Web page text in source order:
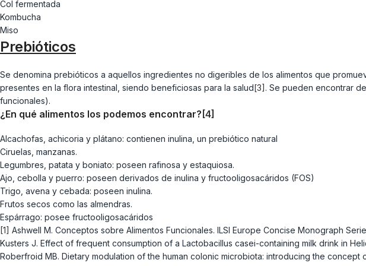
Col fermentada
Kombucha
Miso
Prebióticos
Se denomina prebióticos a aquellos ingredientes no digeribles de los alimentos que
presentes en la flora intestinal, siendo beneficiosas para la salud[3] . Se pueden encontrar
funcionales).
¿En qué alimentos los podemos encontrar?[4]
Alcachofas, achicoria y plátano: contienen inulina, un prebiótico natural
Ciruelas, manzanas.
Legumbres, patata y boniato: poseen rafinosa y estaquiosa.
Ajo, cebolla y puerro: poseen derivados de inulina y fructooligosacáridos (FOS)
Trigo, avena y cebada: poseen inulina.
Frutos secos como las almendras.
Espárrago: posee fructooligosacáridos
[1] Ashwell M. Conceptos sobre Alimentos Funcionales. ILSI Europe Concise Monograph
Kusters J. Effect of frequent consumption of a Lactobacillus casei-containing milk drink in
Roberfroid MB. Dietary modulation of the human colonic microbiota: introducing the concept